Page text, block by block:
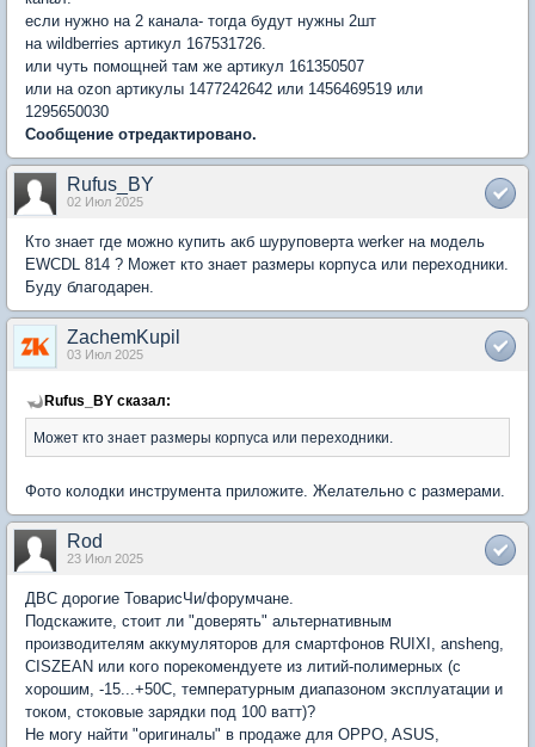
если нужно на 2 канала- тогда будут нужны 2шт
на wildberries артикул 167531726.
или чуть помощней там же артикул 161350507
или на ozon артикулы 1477242642 или 1456469519 или
1295650030
Сообщение отредактировано.
Rufus_BY
02 Июл 2025
Кто знает где можно купить акб шуруповерта werker на модель
EWCDL 814 ? Может кто знает размеры корпуса или переходники.
Буду благодарен.
ZachemKupil
03 Июл 2025
Rufus_BY сказал:
Может кто знает размеры корпуса или переходники.
Фото колодки инструмента приложите. Желательно с размерами.
Rod
23 Июл 2025
ДВС дорогие ТоварисЧи/форумчане.
Подскажите, стоит ли "доверять" альтернативным
производителям аккумуляторов для смартфонов RUIXI, ansheng,
CISZEAN или кого порекомендуете из литий-полимерных (с
хорошим, -15...+50С, температурным диапазоном эксплуатации и
током, стоковые зарядки под 100 ватт)?
Не могу найти "оригиналы" в продаже для OPPO, ASUS,